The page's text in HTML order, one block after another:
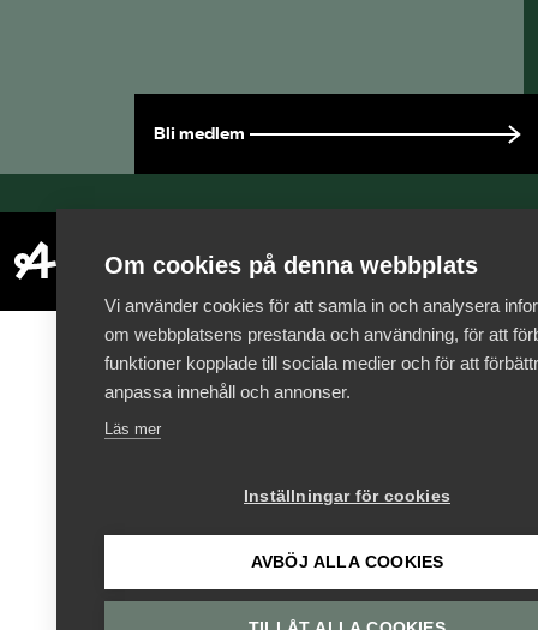
Bli medlem
Om cookies på denna webbplats
Vi använder cookies för att samla in och analysera
om webbplatsens prestanda och användning, för att
funktioner kopplade till sociala medier och för att
anpassa innehåll och annonser.
Läs mer
Inställningar för cookies
AVBÖJ ALLA COOKIES